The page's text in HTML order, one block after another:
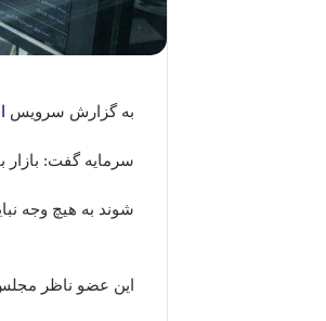
به گزارش سرویس
سرمایه گفت: بازار
شوند به هیچ وجه
این عضو ناظر